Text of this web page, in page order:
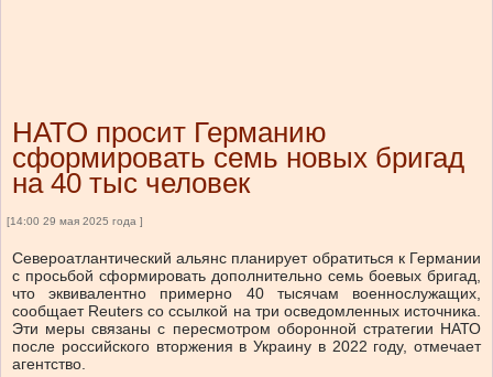
НАТО просит Германию
сформировать семь новых бригад
на 40 тыс человек
[14:00 29 мая 2025 года ]
Североатлантический альянс планирует обратиться к Германии
с просьбой сформировать дополнительно семь боевых бригад,
что эквивалентно примерно 40 тысячам военнослужащих,
сообщает Reuters со ссылкой на три осведомленных источника.
Эти меры связаны с пересмотром оборонной стратегии НАТО
после российского вторжения в Украину в 2022 году, отмечает
агентство.